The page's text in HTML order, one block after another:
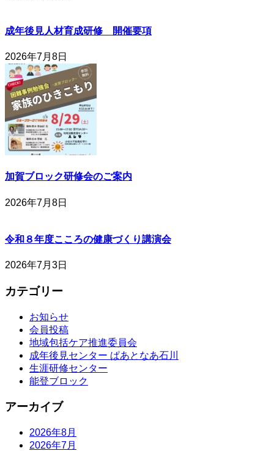
成年後見人材育成研修 開催要項
2026年7月8日
加賀ブロック研修会のご案内
2026年7月8日
令和８年度こころの健康づくり講演会
2026年7月3日
カテゴリー
お知らせ
会員投稿
地域包括ケア推進委員会
成年後見センター ぱあとなあ石川
生涯研修センター
能登ブロック
アーカイブ
2026年8月
2026年7月